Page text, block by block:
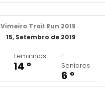
Vimeiro Trail Run 2019
15, Setembro de 2019
Femininos
14 º
F
Seniores
6 º